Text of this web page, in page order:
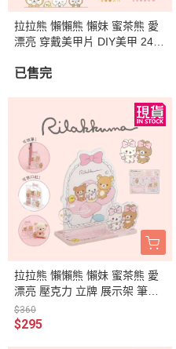
拉拉熊 懶懶熊 懶妹 蜜茶熊 愛
漂亮 穿戴美甲片 DIY美甲 24入
已售完
拉拉熊 懶懶熊 懶妹 蜜茶熊 愛
漂亮 壓克力 立牌 展示架 筆架
口紅架
$360
$295